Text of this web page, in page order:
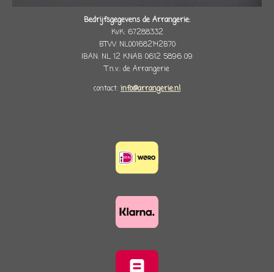
Bedrijfsgegevens de Arrangerie:
KvK: 67288332
BTW: NL001682142B70
IBAN: NL 12 KNAB 0612 5896 09
T.n.v.: de Arrangerie
contact: info@arrangerie.nl